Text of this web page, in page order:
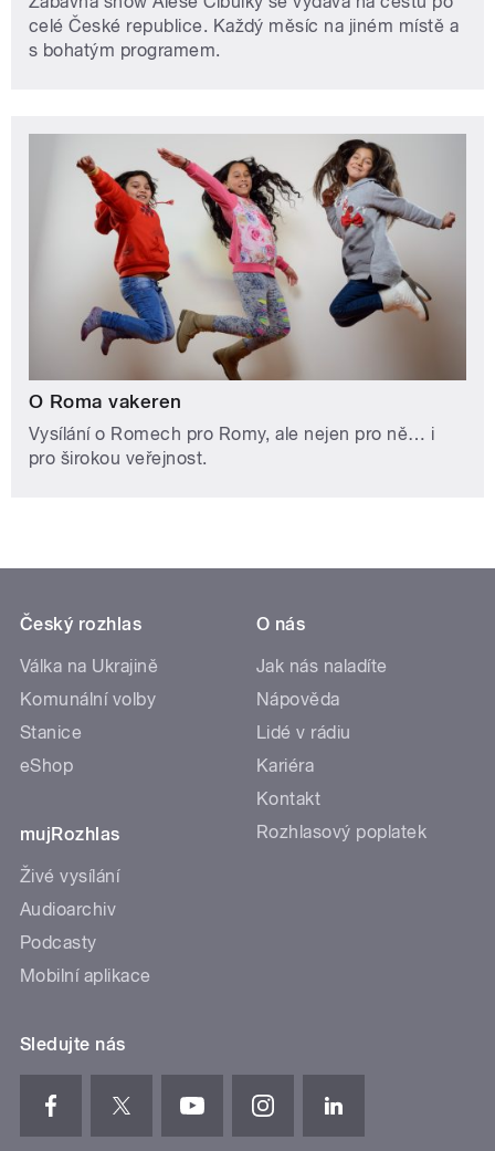
celé České republice. Každý měsíc na jiném místě a
s bohatým programem.
O Roma vakeren
Vysílání o Romech pro Romy, ale nejen pro ně… i
pro širokou veřejnost.
Český rozhlas
Válka na Ukrajině
Komunální volby
Stanice
eShop
mujRozhlas
Živé vysílání
Audioarchiv
Podcasty
Mobilní aplikace
O nás
Jak nás naladíte
Nápověda
Lidé v rádiu
Kariéra
Kontakt
Rozhlasový poplatek
Sledujte nás